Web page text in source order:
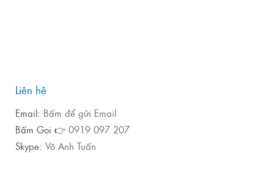
Liên hệ
Email: Bấm để gửi Email
Bấm Gọi 👉 0919 097 207
Skype: Võ Anh Tuấn